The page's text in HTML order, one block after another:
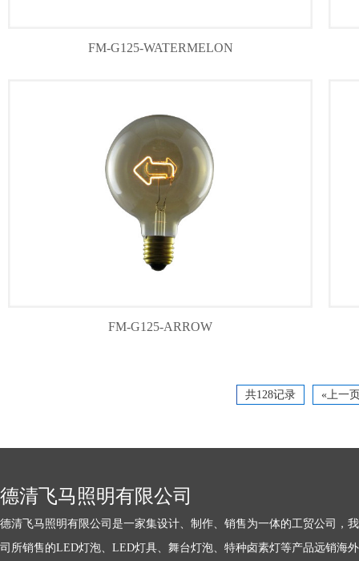
FM-G125-WATERMELON
FM-G125-ARROW
共128记录 «上一
德清飞马照明有限公司
德清飞马照明有限公司是一家集设计、制作、销售为一体的工贸公司，
司所销售的LED灯泡、LED灯具、舞台灯泡、特种卤素灯等产品远销海